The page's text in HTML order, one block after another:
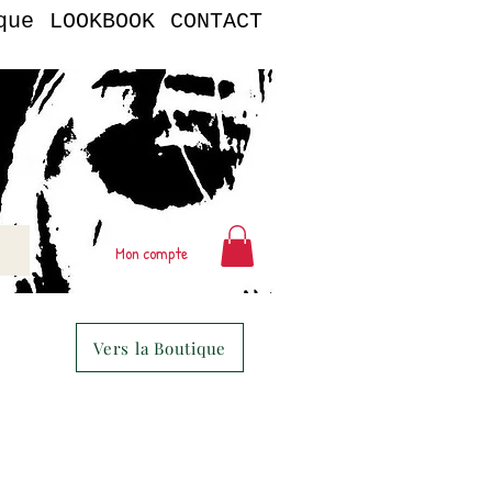
LOOKBOOK CONTACT
Mon compte
Vers la Boutique